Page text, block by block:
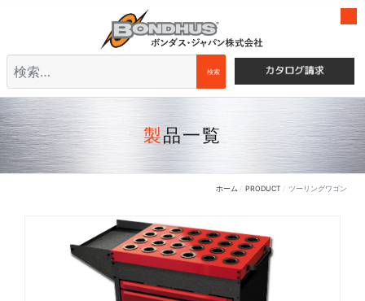
検索
検索
製品一覧
ホーム PRODUCT ツーリングワゴン